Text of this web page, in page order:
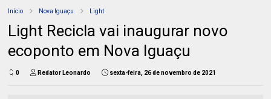
Início Nova Iguaçu Light
Light Recicla vai inaugurar novo
ecoponto em Nova Iguaçu
0 Redator Leonardo sexta-feira, 26 de novembro de 2021